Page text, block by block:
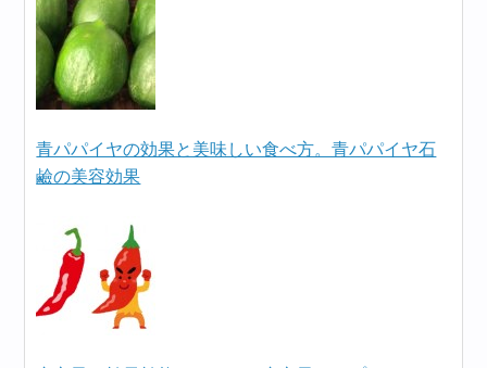
青パパイヤの効果と美味しい食べ方。青パパイヤ石
鹼の美容効果